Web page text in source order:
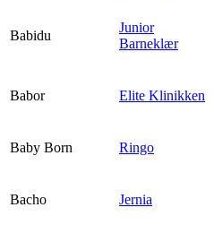
Babidu
Junior
Barneklær
Babor Elite Klinikken
Baby Born Ringo
Bacho Jernia